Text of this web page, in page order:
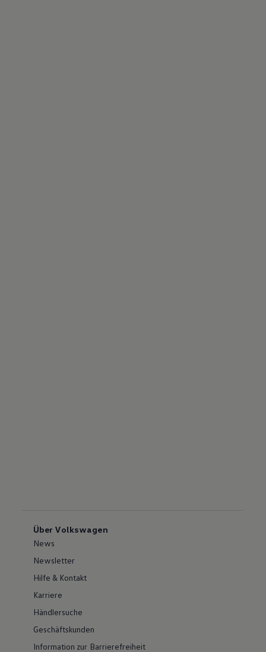
Über Volkswagen
News
Newsletter
Hilfe & Kontakt
Karriere
Händlersuche
Geschäftskunden
Information zur Barrierefreiheit